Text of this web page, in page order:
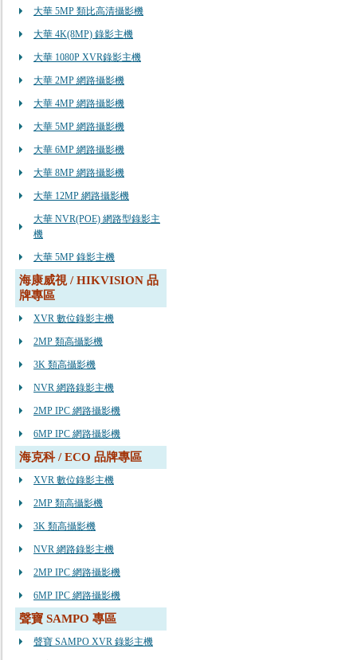
大華 5MP 類比高清攝影機
大華 4K(8MP) 錄影主機
大華 1080P XVR錄影主機
大華 2MP 網路攝影機
大華 4MP 網路攝影機
大華 5MP 網路攝影機
大華 6MP 網路攝影機
大華 8MP 網路攝影機
大華 12MP 網路攝影機
大華 NVR(POE) 網路型錄影主
機
大華 5MP 錄影主機
海康威視 / HIKVISION 品
牌專區
XVR 數位錄影主機
2MP 類高攝影機
3K 類高攝影機
NVR 網路錄影主機
2MP IPC 網路攝影機
6MP IPC 網路攝影機
海克科 / ECO 品牌專區
XVR 數位錄影主機
2MP 類高攝影機
3K 類高攝影機
NVR 網路錄影主機
2MP IPC 網路攝影機
6MP IPC 網路攝影機
聲寶 SAMPO 專區
聲寶 SAMPO XVR 錄影主機